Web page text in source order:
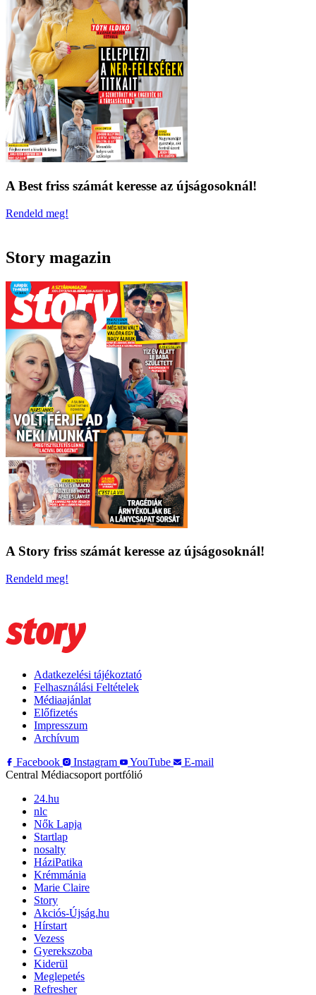
A Best friss számát keresse az újságosoknál!
Rendeld meg!
Story magazin
A Story friss számát keresse az újságosoknál!
Rendeld meg!
Adatkezelési tájékoztató
Felhasználási Feltételek
Médiaajánlat
Előfizetés
Impresszum
Archívum
Facebook
Instagram YouTube
E-mail
Central Médiacsoport portfólió
24.hu
nlc
Nők Lapja
Startlap
nosalty
HáziPatika
Krémmánia
Marie Claire
Story
Akciós-Újság.hu
Hírstart
Vezess
Gyerekszoba
Kiderül
Meglepetés
Refresher